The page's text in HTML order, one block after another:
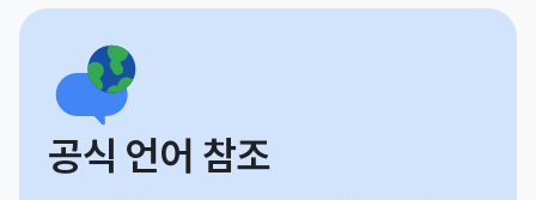
공식 언어 참조